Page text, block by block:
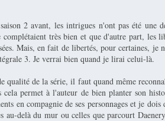
2 avant, les intrigues n'ont pas été une
très bien et que d'autre part, les
Mais, en fait de libertés, pour certaines, je
3. Je verrai bien quand je lirai celui-là.
qualité de la série, il faut quand même
cela permet à l'auteur de bien planter son
en compagnie de ses personnages et je
au-delà du mur ou celles que parcourt